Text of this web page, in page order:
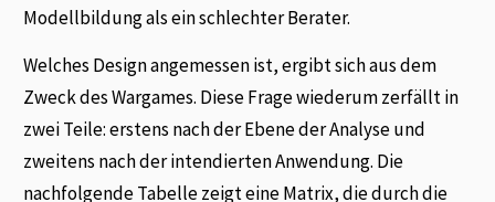
Modellbildung als ein schlechter Berater.
Welches Design angemessen ist, ergibt sich aus dem
Zweck des Wargames. Diese Frage wiederum zerfällt in
zwei Teile: erstens nach der Ebene der Analyse und
zweitens nach der intendierten Anwendung. Die
nachfolgende Tabelle zeigt eine Matrix, die durch die